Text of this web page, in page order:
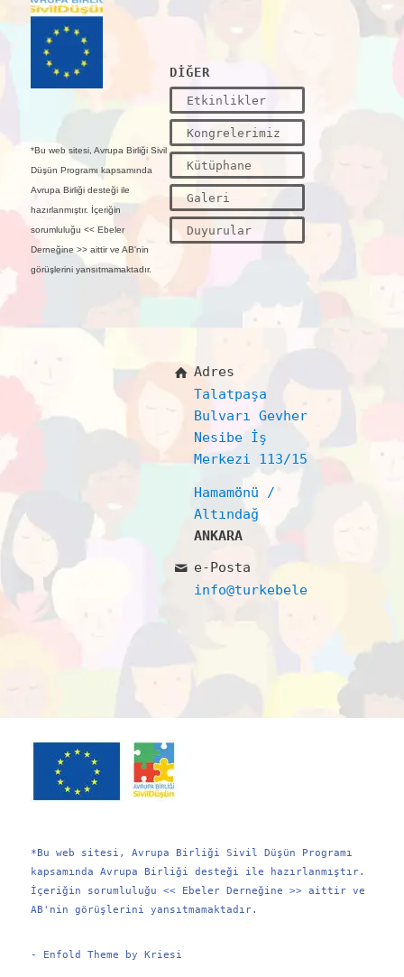
*Bu web sitesi, Avrupa Birliği Sivil
Düşün Programı kapsamında
Avrupa Birliği desteği ile
hazırlanmıştır. İçeriğin
sorumluluğu << Ebeler
Derneğine >> aittir ve AB'nin
görüşlerini yansıtmamaktadır.
DİĞER
Etkinlikler
Kongrelerimiz
Kütüphane
Galeri
Duyurular
Adres
Talatpaşa
Bulvarı Gevher
Nesibe İş
Merkezi 113/15
Hamamönü /
Altındağ
ANKARA
e-Posta
*Bu web sitesi, Avrupa Birliği Sivil Düşün Programı
kapsamında Avrupa Birliği desteği ile hazırlanmıştır.
İçeriğin sorumluluğu << Ebeler Derneğine >> aittir ve
AB'nin görüşlerini yansıtmamaktadır.
- Enfold Theme by Kriesi